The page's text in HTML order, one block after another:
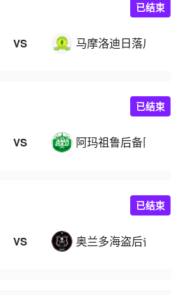
VS 马摩洛迪日落后备队
已结束
VS 阿玛祖鲁后备队
已结束
VS 奥兰多海盗后备队
已结束